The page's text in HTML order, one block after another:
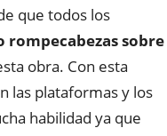
que todos los
sobre
obra. Con esta
las plataformas y los
habilidad ya que